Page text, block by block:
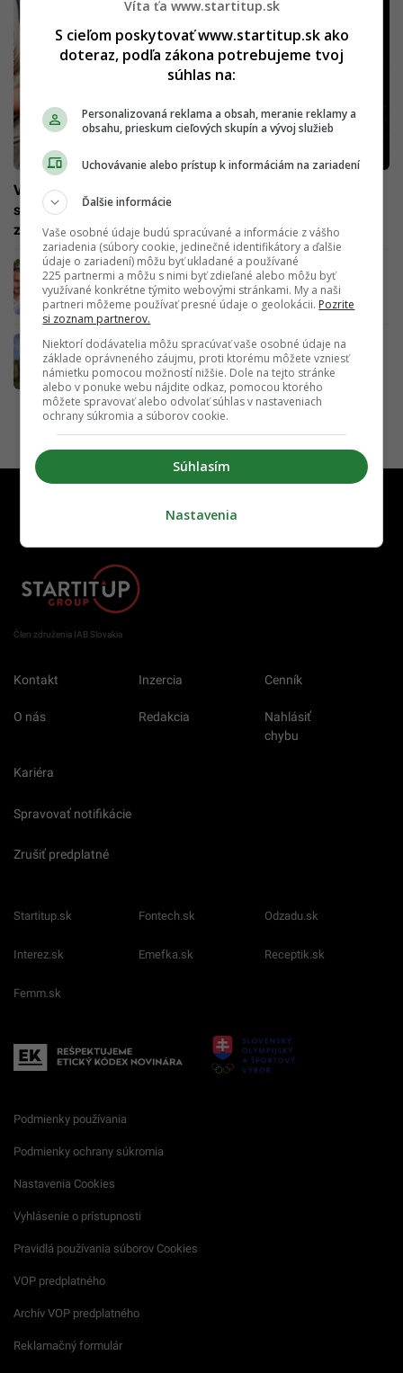
Vojnový fotograf zo Slovenska: Pozeral som sa na
skupinu detí a zrazu padol mínomet, prišiel prach a deti
zmizli (ROZHOVOR)
Privítali nás výstrely, nabehli vrtuľníky a
tureckí vojaci nám kázali, aby sme nastúpili
do obrneného transportéra
Posledného samca nosorožca bieleho na
planéte môžeme zachrániť pomocou Tinderu
Člen združenia IAB Slovakia
Kontakt Inzercia Cenník
O nás Redakcia
Nahlásiť
chybu
Kariéra
Spravovať notifikácie
Zrušiť predplatné
Startitup.sk Fontech.sk Odzadu.sk
Interez.sk Emefka.sk Receptik.sk
Femm.sk
Podmienky používania
Podmienky ochrany súkromia
Nastavenia Cookies
Vyhlásenie o prístupnosti
Pravidlá používania súborov Cookies
VOP predplatného
Archív VOP predplatného
Reklamačný formulár
Víta ťa www.startitup.sk
S cieľom poskytovať www.startitup.sk ako
doteraz, podľa zákona potrebujeme tvoj
súhlas na:
Personalizovaná reklama a obsah, meranie reklamy a
obsahu, prieskum cieľových skupín a vývoj služieb
Uchovávanie alebo prístup k informáciám na zariadení
Ďalšie informácie
Vaše osobné údaje budú spracúvané a informácie z vášho
zariadenia (súbory cookie, jedinečné identifikátory a ďalšie
údaje o zariadení) môžu byť ukladané a používané
225 partnermi a môžu s nimi byť zdieľané alebo môžu byť
využívané konkrétne týmito webovými stránkami. My a naši
partneri môžeme používať presné údaje o geolokácii. Pozrite
si zoznam partnerov.
Niektorí dodávatelia môžu spracúvať vaše osobné údaje na
základe oprávneného záujmu, proti ktorému môžete vzniesť
námietku pomocou možností nižšie. Dole na tejto stránke
alebo v ponuke webu nájdite odkaz, pomocou ktorého
môžete spravovať alebo odvolať súhlas v nastaveniach
ochrany súkromia a súborov cookie.
Súhlasím
Nastavenia